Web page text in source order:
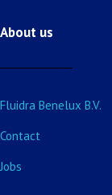
About us
Fluidra Benelux B.V.
Contact
Jobs